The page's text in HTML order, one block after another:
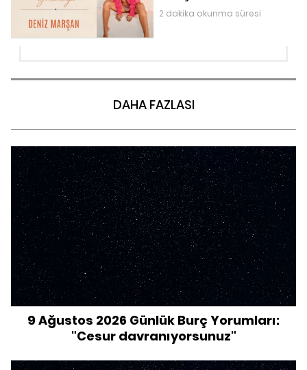
2 dakika okunma süresi
DAHA FAZLASI
9 Ağustos 2026 Günlük Burç Yorumları:
"Cesur davranıyorsunuz"